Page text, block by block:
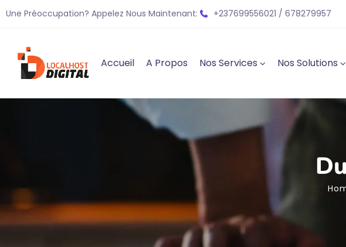
Une Préoccupation? Appelez Nous Maintenant: +237699556021 / 678279957
Accueil A Propos Nos Services Nos Solutions